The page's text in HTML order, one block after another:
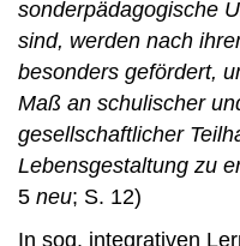
sonderpädagogische
sind, werden nach
besonders gefördert,
Maß an schulischer
gesellschaftlicher
Lebensgestaltung zu
5 neu; S. 12)
In sog. integrativen